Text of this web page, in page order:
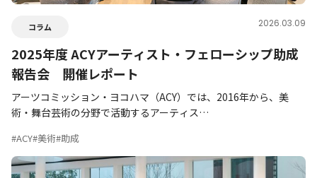
コラム 2026.03.09
2025年度 ACYアーティスト・フェローシップ助成
報告会 開催レポート
アーツコミッション・ヨコハマ（ACY）では、2016年から、美
術・舞台芸術の分野で活動するアーティス…
#ACY#美術#助成